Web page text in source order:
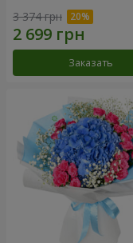
3 374 грн
Заказать